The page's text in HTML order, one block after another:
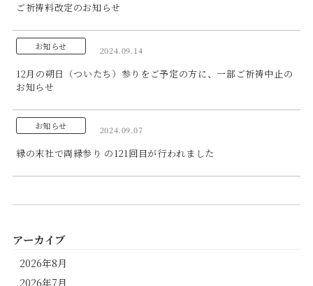
ご祈祷料改定のお知らせ
お知らせ 2024.09.14
12月の朔日（ついたち）参りをご予定の方に、一部ご祈祷中止の
お知らせ
お知らせ 2024.09.07
縁の末社で両縁参り の121回目が行われました
アーカイブ
2026年8月
2026年7月